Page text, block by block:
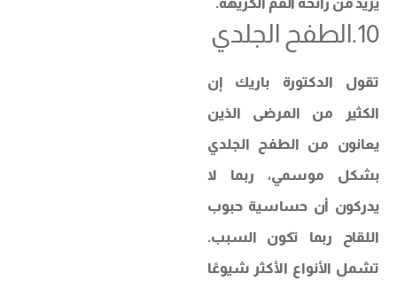
يزيد من رائحة الفم الكريهة.
10.الطفح الجلدي
تقول الدكتورة باريك إن
الكثير من المرضى الذين
يعانون من الطفح الجلدي
بشكل موسمي، ربما لا
يدركون أن حساسية حبوب
اللقاح ربما تكون السبب.
تشمل الأنواع الأكثر شيوعًا